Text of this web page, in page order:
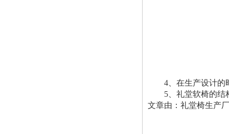
4、在生产设计的时
5、礼堂软椅的结构
文章由：礼堂椅生产